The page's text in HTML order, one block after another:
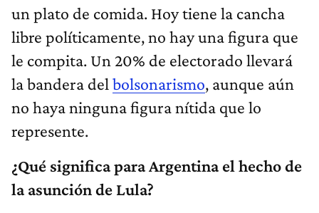
un plato de comida. Hoy tiene la cancha
libre políticamente, no hay una figura que
le compita. Un 20% de electorado llevará
la bandera del bolsonarismo, aunque aún
no haya ninguna figura nítida que lo
represente.
¿Qué significa para Argentina el hecho de
la asunción de Lula?